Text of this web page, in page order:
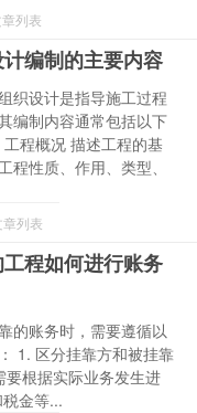
列表
编制的主要内容
织设计是指导施工过程
编制内容通常包括以下
程概况 描述工程的基
程性质、作用、类型、
章列表
程如何进行账务
的账务时，需要遵循以
1. 区分挂靠方和被挂靠
要根据实际业务发生进
金等...